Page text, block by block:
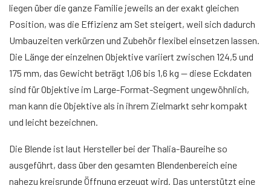
liegen über die ganze Familie jeweils an der exakt gleichen
Position, was die Effizienz am Set steigert, weil sich dadurch
Umbauzeiten verkürzen und Zubehör flexibel einsetzen lassen.
Die Länge der einzelnen Objektive variiert zwischen 124,5 und
175 mm, das Gewicht beträgt 1,06 bis 1,6 kg — diese Eckdaten
sind für Objektive im Large-Format-Segment ungewöhnlich,
man kann die Objektive als in ihrem Zielmarkt sehr kompakt
und leicht bezeichnen.
Die Blende ist laut Hersteller bei der Thalia-Baureihe so
ausgeführt, dass über den gesamten Blendenbereich eine
nahezu kreisrunde Öffnung erzeugt wird. Das unterstützt eine